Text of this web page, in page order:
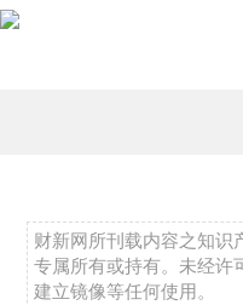
财新网所刊载内容之知识
专属所有或持有。未经许
建立镜像等任何使用。